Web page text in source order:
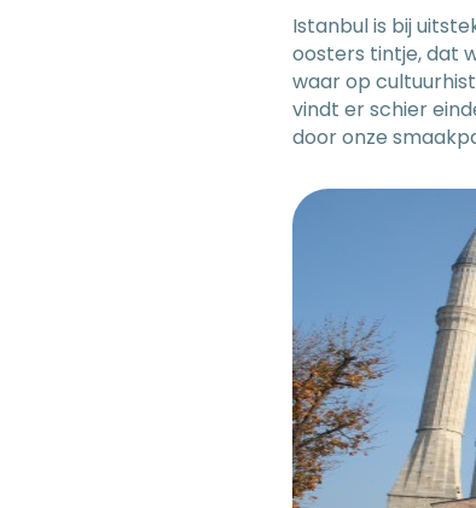
Istanbul is bij
oosters tintje, dat
waar op
vindt er schier
door onze